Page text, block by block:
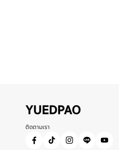
ติดตามเรา